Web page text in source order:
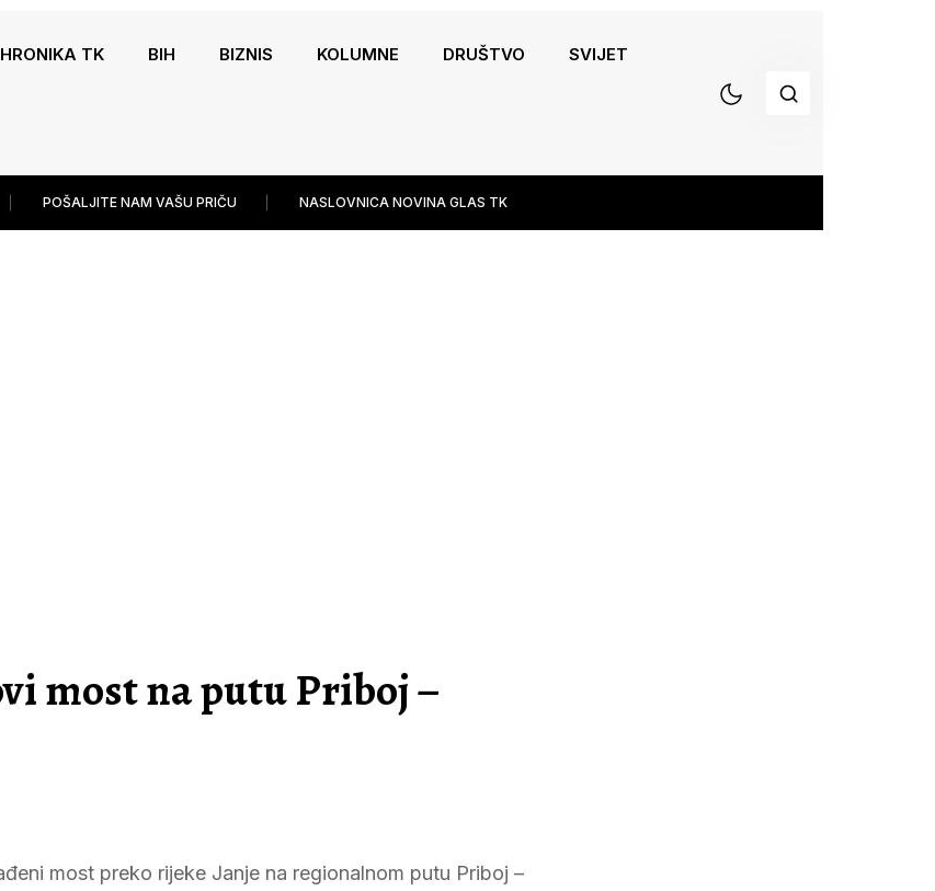
HRONIKA TK BIH BIZNIS KOLUMNE DRUŠTVO SVIJET
POŠALJITE NAM VAŠU PRIČU NASLOVNICA NOVINA GLAS TK
most na putu Priboj –
most preko rijeke Janje na regionalnom putu Priboj –